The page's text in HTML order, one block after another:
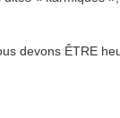
devons ÊTRE